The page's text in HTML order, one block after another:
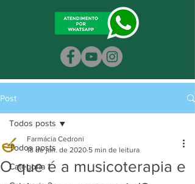
Post
Todos posts
Categoria 1
Todos posts
O que é a musicoterapia e
Farmácia Cedroni
18 de jan. de 2020 5 min de leitura